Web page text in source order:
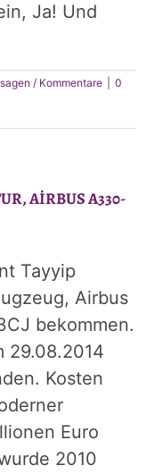
Ja! Und
/ Kommentare
0
AİRBUS A330-
Tayyip
Airbus
bekommen.
29.08.2014
Kosten
Euro
2010